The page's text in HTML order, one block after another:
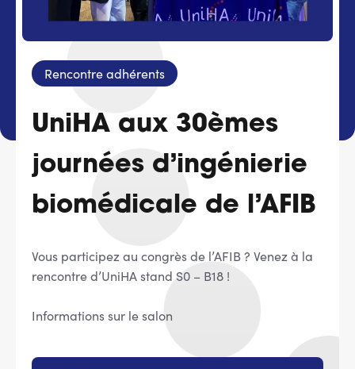
Services adhérents
Top
Recrutement
Espace presse
Rencontre adhérents
UniHA aux 30èmes
journées d’ingénierie
biomédicale de l’AFIB
Vous participez au congrès de l’AFIB ? Venez à la
rencontre d’UniHA stand S0 – B18 !
Informations sur le salon